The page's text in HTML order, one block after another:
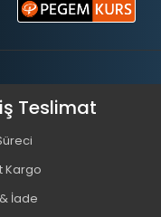
Teslimat
Kargo
İade